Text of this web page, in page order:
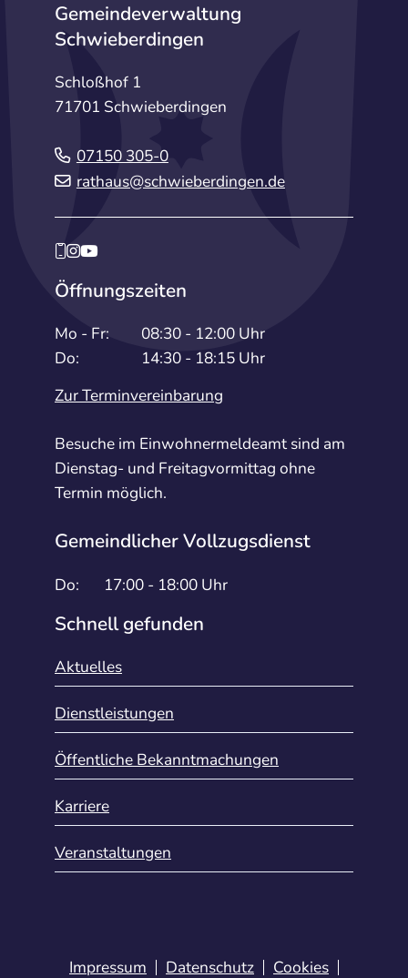
Gemeindeverwaltung
Schwieberdingen
Schloßhof 1
71701 Schwieberdingen
07150 305-0
rathaus@schwieberdingen.de
Öffnungszeiten
Mo - Fr:
08:30 - 12:00 Uhr
Do:
14:30 - 18:15 Uhr
Zur Terminvereinbarung
Besuche im Einwohnermeldeamt sind am
Dienstag- und Freitagvormittag ohne
Termin möglich.
Gemeindlicher Vollzugsdienst
Do: 17:00 - 18:00 Uhr
Schnell gefunden
Aktuelles
Dienstleistungen
Öffentliche Bekanntmachungen
Karriere
Veranstaltungen
Impressum Datenschutz Cookies